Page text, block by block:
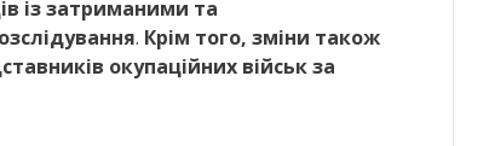
із затриманими та
. Крім того, зміни також
окупаційних військ за